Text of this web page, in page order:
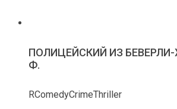
ПОЛИЦЕЙСКИЙ ИЗ
Ф.
RComedyCrimeThriller